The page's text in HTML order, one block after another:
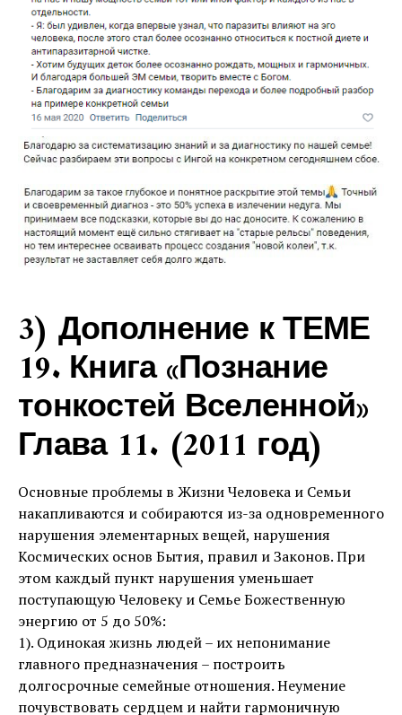
3) Дополнение к ТЕМЕ
19. Книга «Познание
тонкостей Вселенной»
Глава 11. (2011 год)
Основные проблемы в Жизни Человека и Семьи
накапливаются и собираются из-за одновременного
нарушения элементарных вещей, нарушения
Космических основ Бытия, правил и Законов. При
этом каждый пункт нарушения уменьшает
поступающую Человеку и Семье Божественную
энергию от 5 до 50%:
1). Одинокая жизнь людей – их непонимание
главного предназначения – построить
долгосрочные семейные отношения. Неумение
почувствовать сердцем и найти гармоничную